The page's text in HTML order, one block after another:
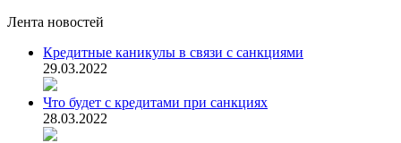
Лента новостей
Кредитные каникулы в связи с санкциями
29.03.2022
Что будет с кредитами при санкциях
28.03.2022